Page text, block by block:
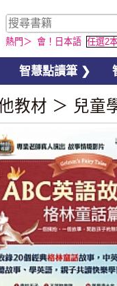
熱門＞ 會！日本語 任選2
智慧點讀筆 ❯
教材 ＞ 兒童